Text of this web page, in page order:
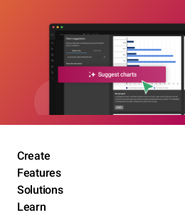
Create
Features
Solutions
Learn